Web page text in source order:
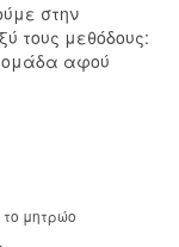
στην
τους μεθόδους:
ομάδα αφού
μητρώο